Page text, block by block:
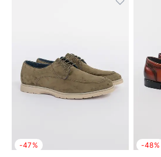
-47% -48%